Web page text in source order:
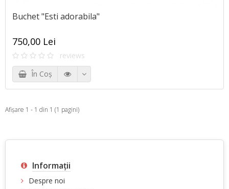
Buchet "Esti adorabila"
750,00 Lei
reviews
În Coş
Afişare 1 - 1 din 1 (1 pagini)
Informaţii
Despre noi